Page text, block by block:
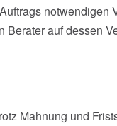
notwendigen
Berater auf dessen
Mahnung und